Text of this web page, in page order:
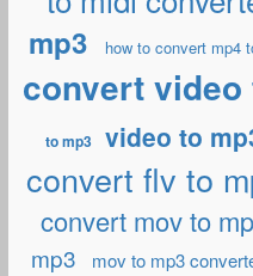
mp3
how to convert mp4
convert video
to mp3 video to
convert flv to
convert mov to
mp3
mov to mp3